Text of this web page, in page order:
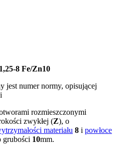
8 Fe/Zn10
jest numer normy, opisującej
rozmieszczonymi
zwykłej (Z), o
materiału 8 i powłoce
grubości 10mm.